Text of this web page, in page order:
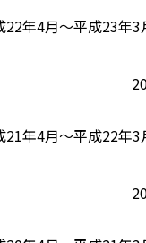
22年4月～平成23年3
21年4月～平成22年3